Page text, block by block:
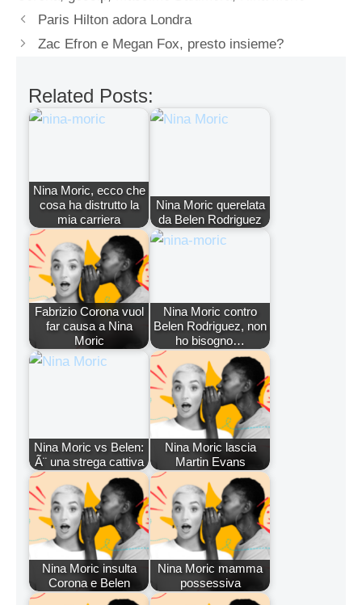
Paris Hilton adora Londra
Zac Efron e Megan Fox, presto insieme?
Related Posts:
Nina Moric, ecco che
cosa ha distrutto la
mia carriera
Nina Moric querelata
da Belen Rodriguez
Fabrizio Corona vuol
far causa a Nina
Moric
Nina Moric contro
Belen Rodriguez, non
ho bisogno…
Nina Moric vs Belen:
Ã¨ una strega cattiva
Nina Moric lascia
Martin Evans
Nina Moric insulta
Corona e Belen
Nina Moric mamma
possessiva